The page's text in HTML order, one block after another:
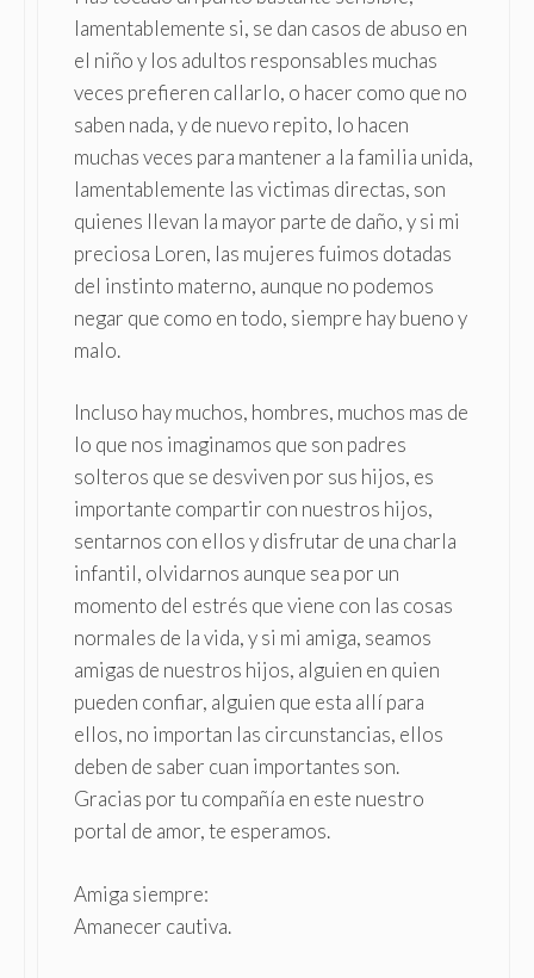
lamentablemente si, se dan casos de abuso en
el niño y los adultos responsables muchas
veces prefieren callarlo, o hacer como que no
saben nada, y de nuevo repito, lo hacen
muchas veces para mantener a la familia unida,
lamentablemente las victimas directas, son
quienes llevan la mayor parte de daño, y si mi
preciosa Loren, las mujeres fuimos dotadas
del instinto materno, aunque no podemos
negar que como en todo, siempre hay bueno y
malo.
Incluso hay muchos, hombres, muchos mas de
lo que nos imaginamos que son padres
solteros que se desviven por sus hijos, es
importante compartir con nuestros hijos,
sentarnos con ellos y disfrutar de una charla
infantil, olvidarnos aunque sea por un
momento del estrés que viene con las cosas
normales de la vida, y si mi amiga, seamos
amigas de nuestros hijos, alguien en quien
pueden confiar, alguien que esta allí para
ellos, no importan las circunstancias, ellos
deben de saber cuan importantes son.
Gracias por tu compañía en este nuestro
portal de amor, te esperamos.
Amiga siempre:
Amanecer cautiva.